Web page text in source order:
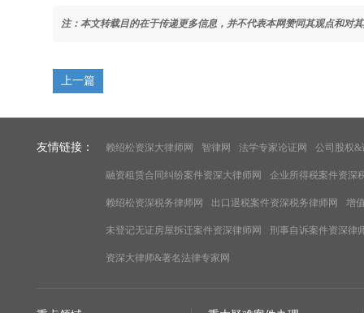
注：本文转载目的在于传递更多信息，并不代表本网赞同其观点和对
上一篇
友情链接： 赖绍松资深大律师网 智律网 法学专家论证网 公司股权&
融资租赁合同纠纷案件资深大律师网 企业所得税案件资深
赖绍松资深税务律师网 出口退税案件资深税务律师网 增
未登记无证房屋拆迁案件资深律师网 刑事自诉案件资深律
资深大律师&著名法律专家网